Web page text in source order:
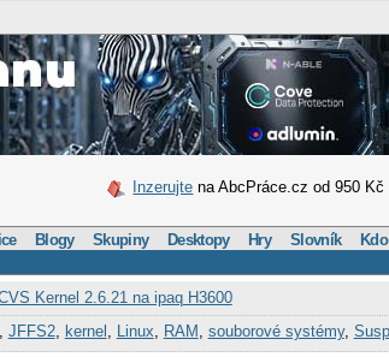
Inzerujte na AbcPráce.cz od 950 Kč
Blogy Skupiny Desktopy Hry Slovník
Kernel 2.6.21 na ipaq H3600
JFFS2, kernel Linux RAM souborové systémy,